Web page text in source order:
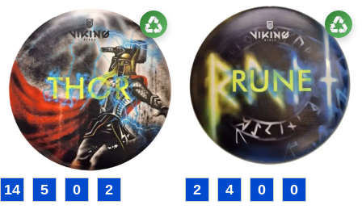
14 5 0 2 2 4 0 0